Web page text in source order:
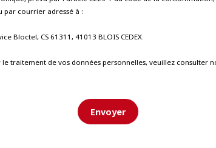
par courrier adressé à :
Bloctel, CS 61311, 41013 BLOIS CEDEX.
le traitement de vos données personnelles, veuillez consulter
Envoyer